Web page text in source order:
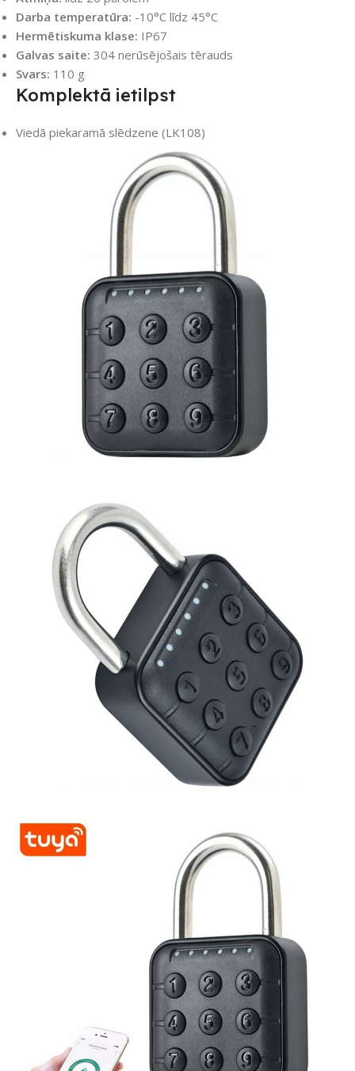
Darba temperatūra: -10°C līdz 45°C
Hermētiskuma klase: IP67
Galvas saite: 304 nerūsējošais tērauds
Svars: 110 g
Komplektā ietilpst
Viedā piekaramā slēdzene (LK108)